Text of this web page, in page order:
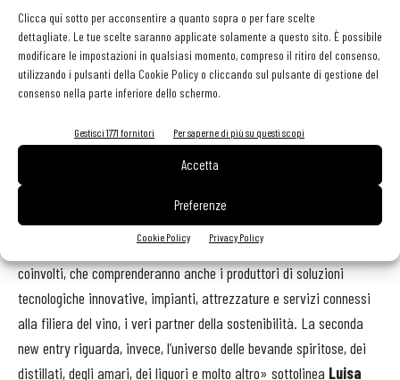
Clicca qui sotto per acconsentire a quanto sopra o per fare scelte
dettagliate. Le tue scelte saranno applicate solamente a questo sito. È possibile
modificare le impostazioni in qualsiasi momento, compreso il ritiro del consenso,
utilizzando i pulsanti della Cookie Policy o cliccando sul pulsante di gestione del
consenso nella parte inferiore dello schermo.
Gestisci 1771 fornitori Per saperne di più su questi scopi
Accetta
Preferenze
Cookie Policy Privacy Policy
mentre all’apertura al pubblico di appassionati è dedicata la
domenica pomeriggio.
Anche nell’allestimento il visitatore potrà sviluppare un percorso
espositori, organizzati in isole territoriali sia per le cantine italiane
che per le straniere. Numerose, poi, le novità che
2023 ha in serbo per il proprio pubblico.
La prima consiste nell’allargamento della platea degli operatori
coinvolti, che comprenderanno anche i produttori di soluzioni
tecnologiche innovative, impianti, attrezzature e servizi connessi
alla filiera del vino, i veri partner della sostenibilità. La seconda
new entry riguarda, invece, l’universo delle bevande spiritose, dei
distillati, degli amari, dei liquori e molto altro» sottolinea Luisa